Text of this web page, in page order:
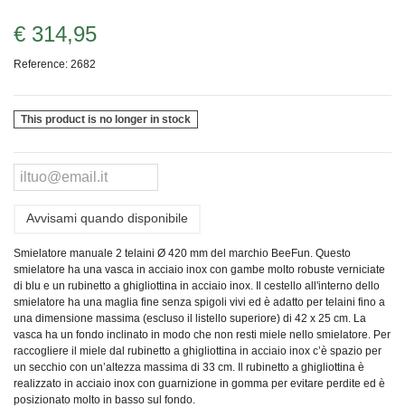
€ 314,95
Reference: 2682
This product is no longer in stock
Avvisami quando disponibile
Smielatore manuale 2 telaini Ø 420 mm del marchio BeeFun. Questo
smielatore ha una vasca in acciaio inox con gambe molto robuste verniciate
di blu e un rubinetto a ghigliottina in acciaio inox. Il cestello all'interno dello
smielatore ha una maglia fine senza spigoli vivi ed è adatto per telaini fino a
una dimensione massima (escluso il listello superiore) di 42 x 25 cm. La
vasca ha un fondo inclinato in modo che non resti miele nello smielatore. Per
raccogliere il miele dal rubinetto a ghigliottina in acciaio inox c’è spazio per
un secchio con un’altezza massima di 33 cm. Il rubinetto a ghigliottina è
realizzato in acciaio inox con guarnizione in gomma per evitare perdite ed è
posizionato molto in basso sul fondo.